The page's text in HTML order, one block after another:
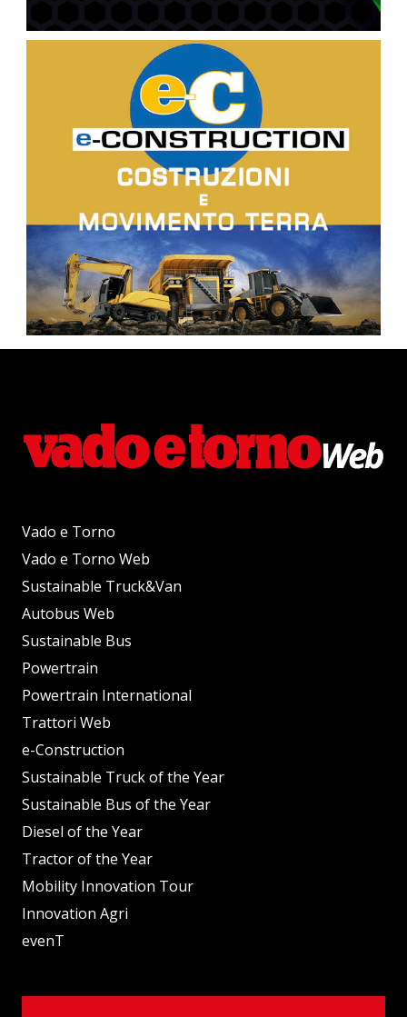
Vado e Torno
Vado e Torno Web
Sustainable Truck&Van
Autobus Web
Sustainable Bus
Powertrain
Powertrain International
Trattori Web
e-Construction
Sustainable Truck of the Year
Sustainable Bus of the Year
Diesel of the Year
Tractor of the Year
Mobility Innovation Tour
Innovation Agri
evenT